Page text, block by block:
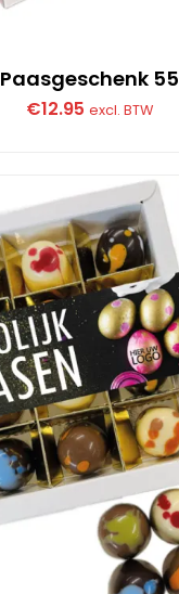
Paasgeschenk 55
€12.95 excl. BTW